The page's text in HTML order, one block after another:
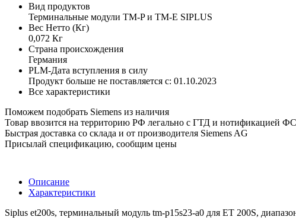
Вид продуктов
Терминальные модули TM-P и TM-E SIPLUS
Вес Нетто (Кг)
0,072 Кг
Страна происхождения
Германия
PLM-Дата вступления в силу
Продукт больше не поставляется с: 01.10.2023
Все характеристики
Поможем подобрать Siemens из наличия
Товар ввозится на территорию РФ легально с ГТД и нотификацией
Быстрая доставка со склада и от производителя Siemens AG
Присылай спецификацию, сообщим цены
Описание
Характеристики
Siplus et200s, терминальный модуль tm-p15s23-a0 для ET 200S,